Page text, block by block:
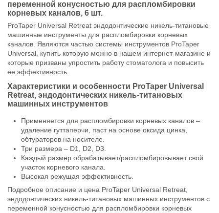
переменной конусностью для распломбировки
корневых каналов, 6 шт.
ProTaper Universal Retreat эндодонтические никель-титановые
машинные инструменты для распломбировки корневых
каналов. Являются частью системы инструментов ProTaper
Universal, купить которую можно в нашем интернет-магазине и
которые призваны упростить работу стоматолога и повысить
ее эффективность.
Характеристики и особенности ProTaper Universal
Retreat, эндодонтических никель-титановых
машинных инструментов
Применяется для распломбировки корневых каналов –
удаление гуттаперчи, паст на основе оксида цинка,
обтураторов на носителе.
Три размера – D1, D2, D3.
Каждый размер обрабатывает/распломбировывает свой
участок корневого канала.
Высокая режущая эффективность.
Подробное описание и цена ProTaper Universal Retreat,
эндодонтических никель-титановых машинных инструментов с
переменной конусностью для распломбировки корневых